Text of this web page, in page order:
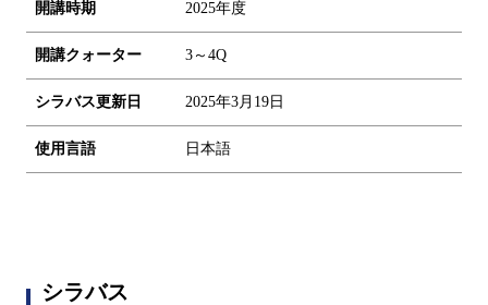
開講時期 2025年度
開講クォーター 3～4Q
シラバス更新日 2025年3月19日
使用言語 日本語
シラバス